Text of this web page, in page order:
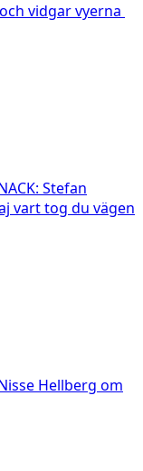
vidgar vyerna
Stefan
vart tog du vägen
Hellberg om